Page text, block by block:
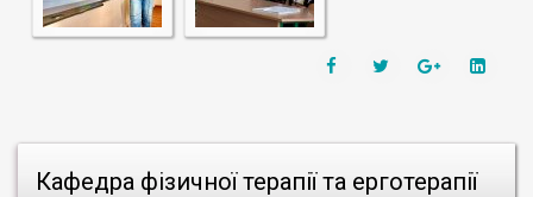
Кафедра фізичної терапії та ерготерапії